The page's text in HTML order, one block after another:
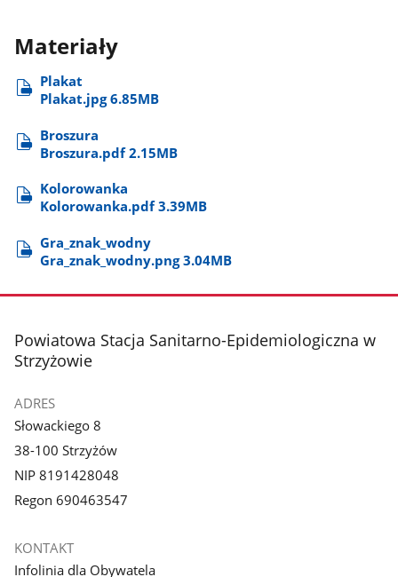
Materiały
Plakat
Plakat.jpg 6.85MB
Broszura
Broszura.pdf 2.15MB
Kolorowanka
Kolorowanka.pdf 3.39MB
Gra​_znak​_wodny
Gra​_znak​_wodny.png 3.04MB
stopka
Powiatowa Stacja Sanitarno-Epidemiologiczna w
Strzyżowie
ADRES
Słowackiego 8
38-100 Strzyżów
NIP 8191428048
Regon 690463547
KONTAKT
Infolinia dla Obywatela